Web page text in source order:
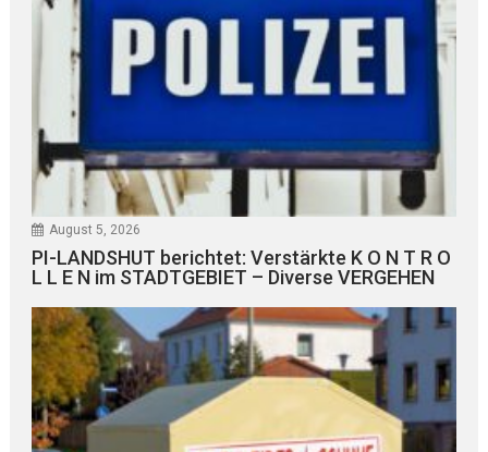
August 5, 2026
PI-LANDSHUT berichtet: Verstärkte K O N T R O
L L E N im STADTGEBIET – Diverse VERGEHEN